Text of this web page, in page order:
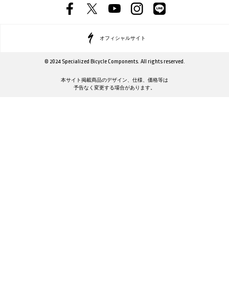
オフィシャルサイト
© 2024 Specialized Bicycle Components. All rights reserved.
本サイト掲載商品のデザイン、仕様、価格等は
予告なく変更する場合があります。